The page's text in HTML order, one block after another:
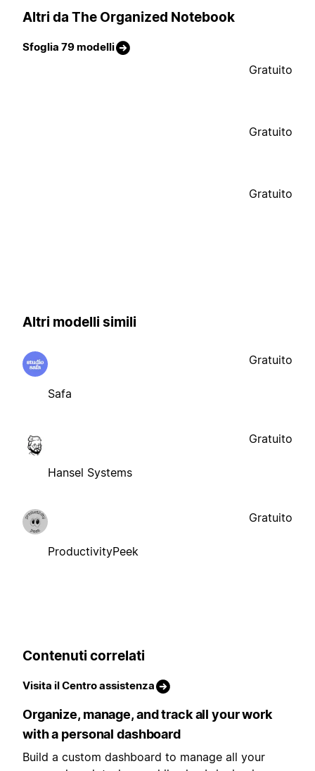
Altri da The Organized Notebook
Sfoglia 79 modelli
Gratuito
Gratuito
Gratuito
Altri modelli simili
Safa
Gratuito
Hansel Systems
Gratuito
ProductivityPeek
Gratuito
Contenuti correlati
Visita il Centro assistenza
Organize, manage, and track all your work
with a personal dashboard
Build a custom dashboard to manage all your